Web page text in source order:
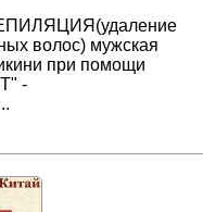
волос) мужская
при помощи
-